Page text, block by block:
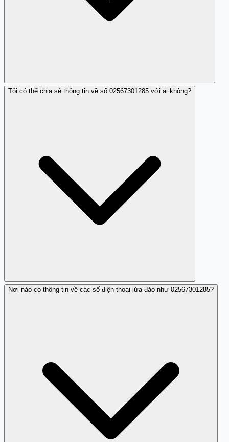
Nếu bạn đã tương tác, hãy ngưng ngay và bảo vệ thông
Tôi có thể chia sẻ thông tin về số 02567301285 với ai không?
Bạn nên chia sẻ thông tin với người thân và bạn bè để họ
Nơi nào có thông tin về các số điện thoại lừa đảo như 02567301285?